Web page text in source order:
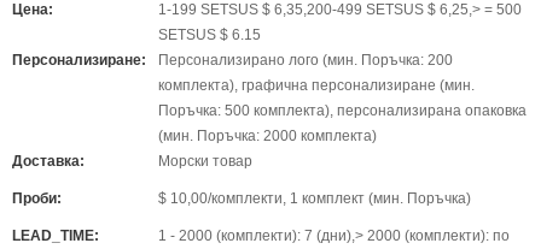
Цена:
1-199 SETSUS $ 6,35,200-499 SETSUS $ 6,25,> = 500
SETSUS $ 6.15
Персонализиране:
Персонализирано лого (мин. Поръчка: 200
комплекта), графична персонализиране (мин.
Поръчка: 500 комплекта), персонализирана опаковка
(мин. Поръчка: 2000 комплекта)
Доставка:
Морски товар
Проби: $ 10,00/комплекти, 1 комплект (мин. Поръчка)
LEAD_TIME:
1 - 2000 (комплекти): 7 (дни),> 2000 (комплекти): по